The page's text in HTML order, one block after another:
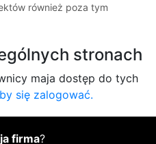
również poza tym
stronach
maja dostęp do tych
się zalogować.
firma?